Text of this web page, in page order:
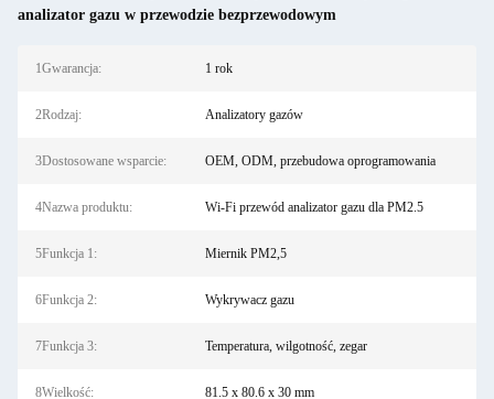
analizator gazu w przewodzie bezprzewodowym
1Gwarancja: 1 rok
2Rodzaj: Analizatory gazów
3Dostosowane wsparcie: OEM, ODM, przebudowa oprogramowania
4Nazwa produktu: Wi-Fi przewód analizator gazu dla PM2.5
5Funkcja 1: Miernik PM2,5
6Funkcja 2: Wykrywacz gazu
7Funkcja 3: Temperatura, wilgotność, zegar
8Wielkość: 81.5 x 80.6 x 30 mm